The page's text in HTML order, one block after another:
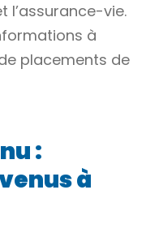
l’assurance-vie.
à
placements de
:
à